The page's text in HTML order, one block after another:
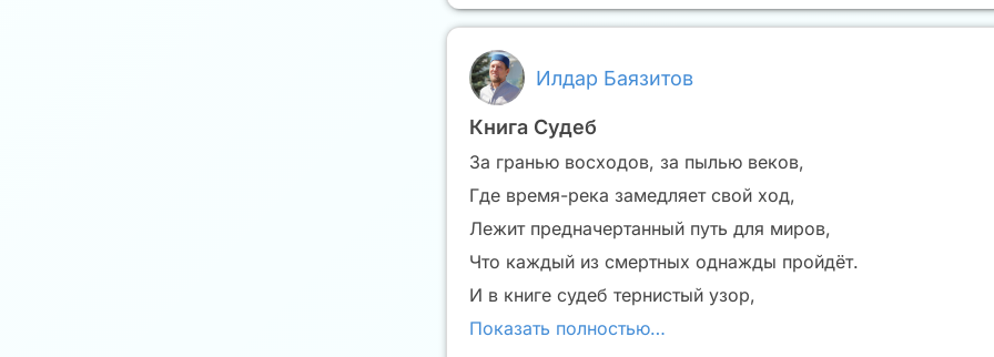
Илдар Баязитов
Книга Судеб
За гранью восходов, за пылью веков,
Где время-река замедляет свой ход,
Лежит предначертанный путь для миров,
Что каждый из смертных однажды пройдёт.
И в книге судеб тернистый узор,
Показать полностью…